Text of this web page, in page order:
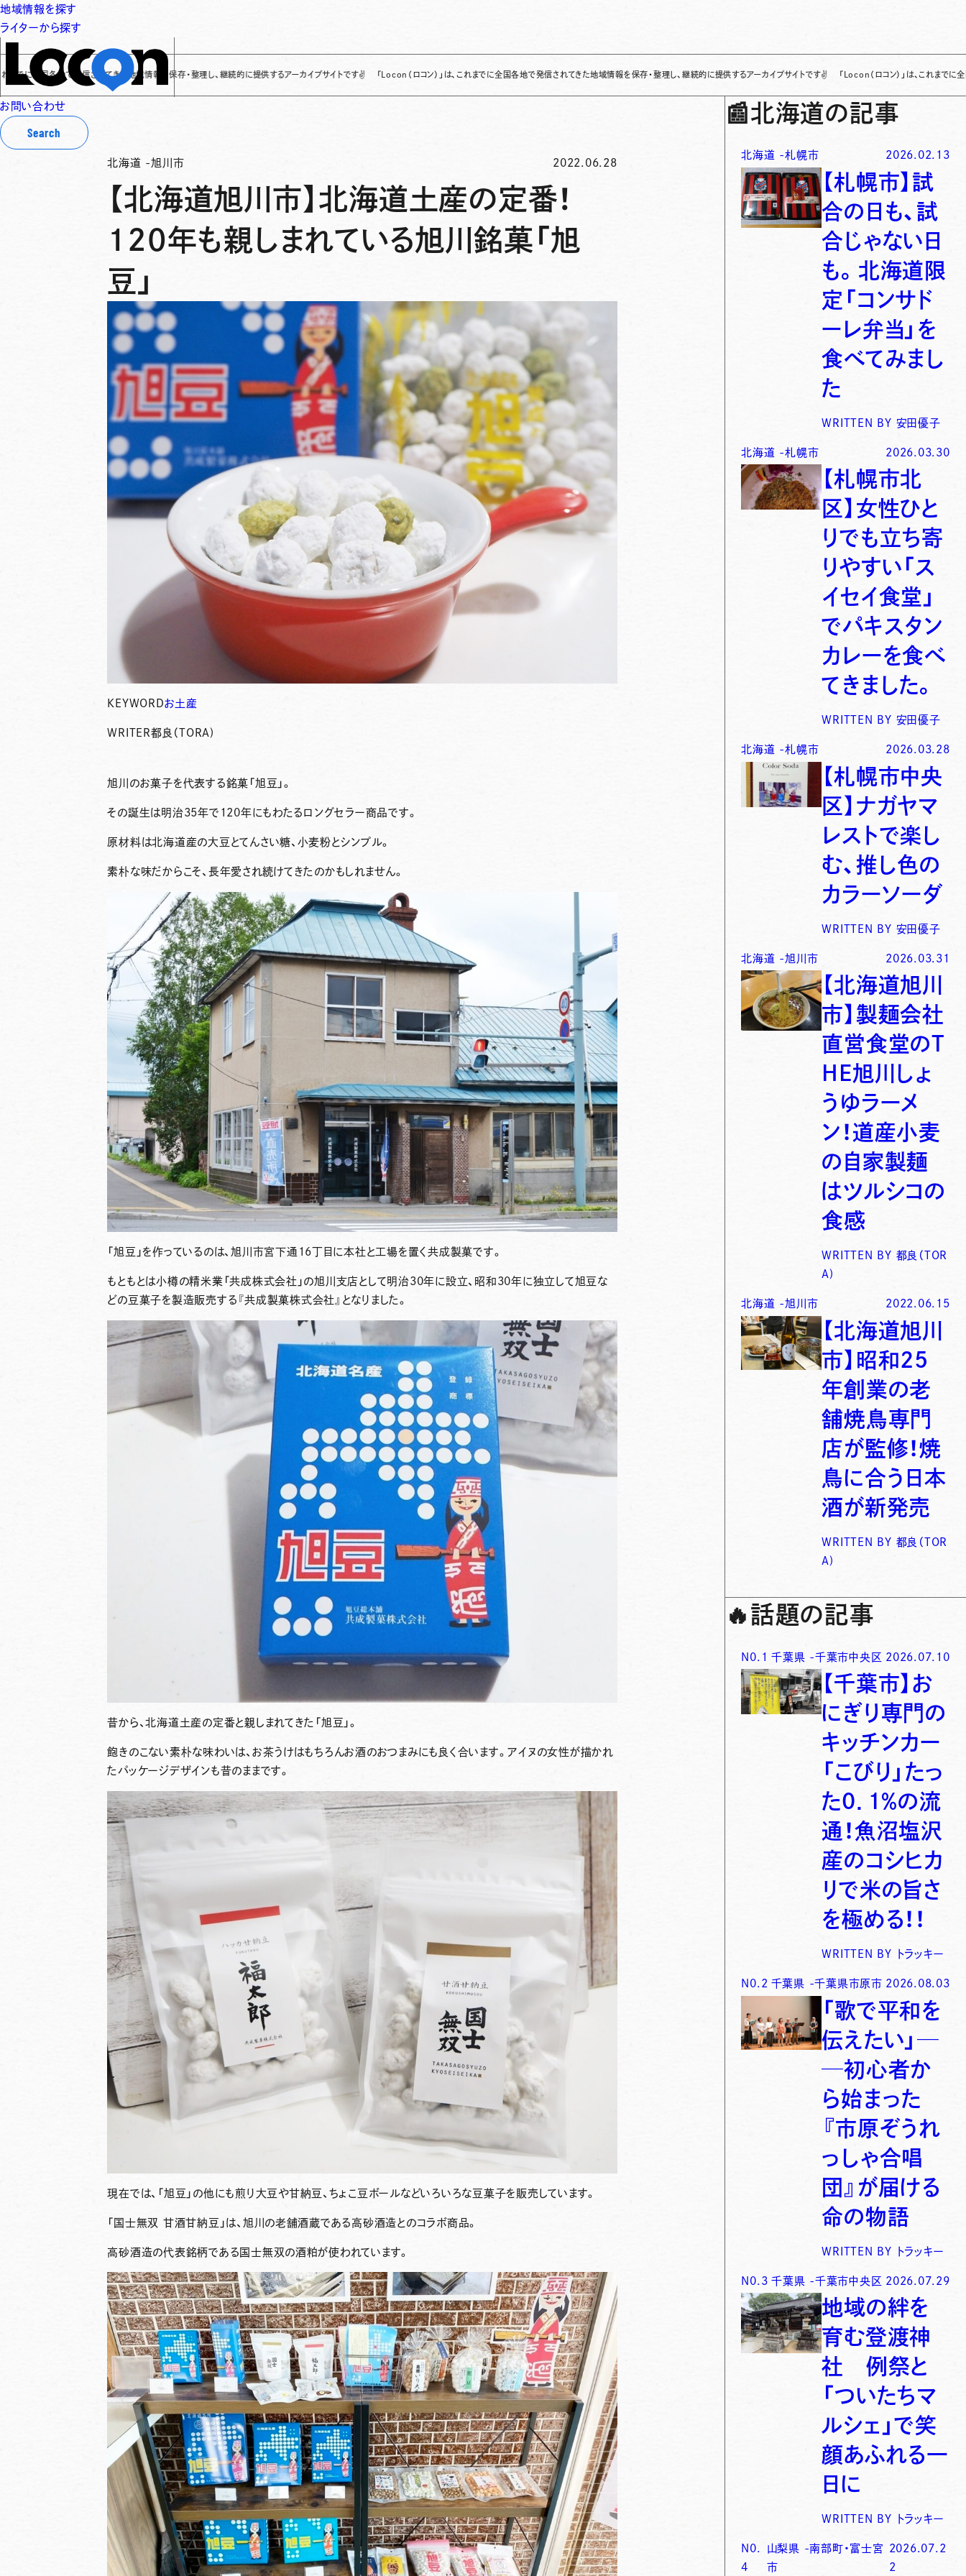
地域情報を探す
ライターから探す
お問い合わせ
Search
各地で発信されてきた地域情報を保存・整理し、継続的に提供するアーカイブサイトです✌ 「Locon（ロコン）」は、これまでに全国各地で発信されてきた地域情報を保存・整理し、継続的に提供するアーカイブサイトです✌ 「Locon（ロコン）」は、これまでに全国各地で
北海道 -旭川市 2022.06.28
【北海道旭川市】北海道土産の定番！
120年も親しまれている旭川銘菓「旭
豆」
KEYWORDお土産
WRITER都良（TORA)
旭川のお菓子を代表する銘菓 「旭豆」。
その誕生は明治35年で120年にもわたるロングセラー商品です。
原材料は北海道産の大豆とてんさい糖、小麦粉とシンプル。
素朴な味だからこそ、長年愛され続けてきたのかもしれません。
「旭豆」を作っているのは、旭川市宮下通16丁目に本社と工場を置く共成製菓です。
もともとは小樽の精米業「共成株式会社」の旭川支店として明治30年に設立、昭和30年に独立して旭豆な
どの豆菓子を製造販売する 『共成製菓株式会社』 となりました。
昔から、北海道土産の定番と親しまれてきた 「旭豆」。
飽きのこない素朴な味わいは、お茶うけはもちろんお酒のおつまみにも良く合います。アイヌの女性が描かれ
たパッケージデザインも昔のままです。
現在では、 「旭豆」 の他にも煎り大豆や甘納豆、ちょこ豆ボールなどいろいろな豆菓子を販売しています。
「国士無双 甘酒甘納豆」は、旭川の老舗酒蔵である高砂酒造とのコラボ商品。
高砂酒造の代表銘柄である国士無双の酒粕が使われています。
📰北海道の記事
北海道 -札幌市 2026.02.13
【札幌市】試
合の日も、試
合じゃない日
も。北海道限
定「コンサド
ーレ弁当」を
食べてみまし
た
WRITTEN BY 安田優子
北海道 -札幌市 2026.03.30
【札幌市北
区】女性ひと
りでも立ち寄
りやすい「ス
イセイ食堂」
でパキスタン
カレーを食べ
てきました。
WRITTEN BY 安田優子
北海道 -札幌市 2026.03.28
【札幌市中央
区】ナガヤマ
レストで楽し
む、推し色の
カラーソーダ
WRITTEN BY 安田優子
北海道 -旭川市 2026.03.31
【北海道旭川
市】製麺会社
直営食堂のT
HE旭川しょ
うゆラーメ
ン！道産小麦
の自家製麺
はツルシコの
食感
WRITTEN BY 都良（TOR
A)
北海道 -旭川市 2022.06.15
【北海道旭川
市】昭和25
年創業の老
舗焼鳥専門
店が監修！焼
鳥に合う日本
酒が新発売
WRITTEN BY 都良（TOR
A)
🔥 話題の記事
N0. 1 千葉県 -千葉市中央区 2026.07.10
【千葉市】お
にぎり専門の
キッチンカー
「こびり」たっ
た0．1％の流
通！魚沼塩沢
産のコシヒカ
リで米の旨さ
を極める！！
WRITTEN BY トラッキー
N0. 2 千葉県 -千葉県市原市 2026.08.03
「歌で平和を
伝えたい」─
─初心者か
ら始まった
『市原ぞうれ
っしゃ合唱
団』が届ける
命の物語
WRITTEN BY トラッキー
N0. 3 千葉県 -千葉市中央区 2026.07.29
地域の絆を
育む登渡神
社 例祭と
「ついたちマ
ルシェ」で笑
顔あふれる一
日に
WRITTEN BY トラッキー
N0.
4
山梨県 -南部町・富士宮
市
2026.07.2
2